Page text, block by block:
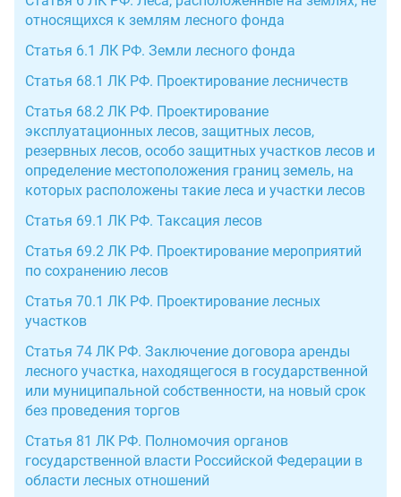
относящихся к землям лесного фонда
Статья 6.1 ЛК РФ. Земли лесного фонда
Статья 68.1 ЛК РФ. Проектирование лесничеств
Статья 68.2 ЛК РФ. Проектирование
эксплуатационных лесов, защитных лесов,
резервных лесов, особо защитных участков лесов и
определение местоположения границ земель, на
которых расположены такие леса и участки лесов
Статья 69.1 ЛК РФ. Таксация лесов
Статья 69.2 ЛК РФ. Проектирование мероприятий
по сохранению лесов
Статья 70.1 ЛК РФ. Проектирование лесных
участков
Статья 74 ЛК РФ. Заключение договора аренды
лесного участка, находящегося в государственной
или муниципальной собственности, на новый срок
без проведения торгов
Статья 81 ЛК РФ. Полномочия органов
государственной власти Российской Федерации в
области лесных отношений